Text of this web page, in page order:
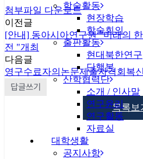
학술활동
현장학습
학술회의
출판활동
현대북한연구
단행본
산학협력단
소개 / 인사말
연구윤리
연구활동
자료실
대학생활
공지사항
첨부파일 다운로드
이전글
[안내] 동아시아연구원 "미래의
전 "개최
다음글
영구수료자의논문제출자격회복
답글쓰기
목록보